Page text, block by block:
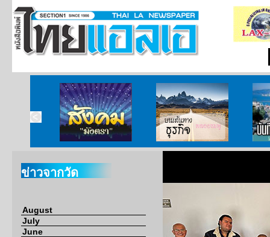
สังคมมังตรา บนเส้นทางธุรกิจ บั
ข่าวจากวัด
August
July
June